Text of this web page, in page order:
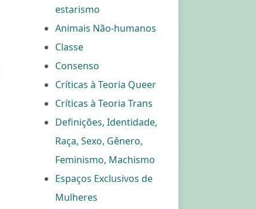
estarismo
Animais Não-humanos
Classe
Consenso
Críticas à Teoria Queer
Críticas à Teoria Trans
Definições, Identidade,
Raça, Sexo, Gênero,
Feminismo, Machismo
Espaços Exclusivos de
Mulheres